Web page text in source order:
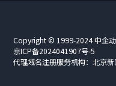
Copyright © 1999-2024 中企
京ICP备2024041907号-5
代理域名注册服务机构：北京